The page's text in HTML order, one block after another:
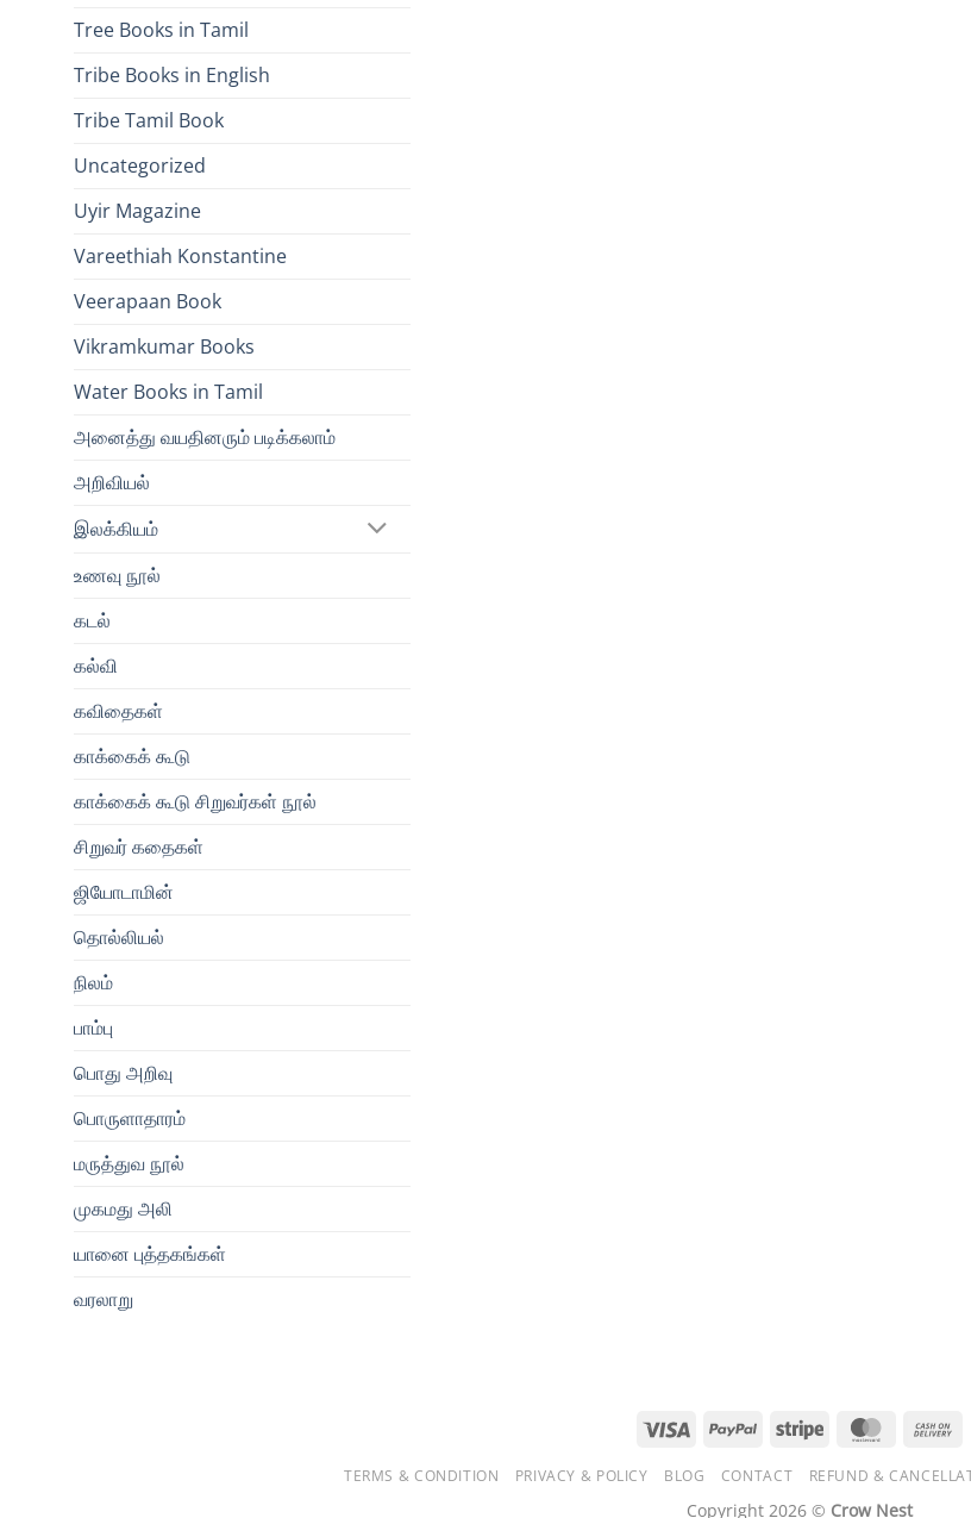
Tree Books in Tamil
Tribe Books in English
Tribe Tamil Book
Uncategorized
Uyir Magazine
Vareethiah Konstantine
Veerapaan Book
Vikramkumar Books
Water Books in Tamil
அனைத்து வயதினரும் படிக்கலாம்
அறிவியல்
இலக்கியம்
உணவு நூல்
கடல்
கல்வி
கவிதைகள்
காக்கைக் கூடு
காக்கைக் கூடு சிறுவர்கள் நூல்
சிறுவர் கதைகள்
ஜியோடாமின்
தொல்லியல்
நிலம்
பாம்பு
பொது அறிவு
பொருளாதாரம்
மருத்துவ நூல்
முகமது அலி
யானை புத்தகங்கள்
வரலாறு
Visa PayPal Stripe MasterCard
TERMS & CONDITION PRIVACY & POLICY BLOG CONTACT REFUND &
Copyright 2026 © Crow Nest